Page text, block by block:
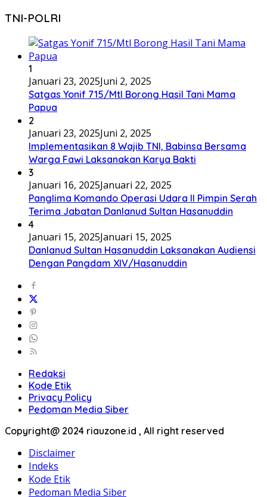
TNI-POLRI
1
Januari 23, 2025Juni 2, 2025
Satgas Yonif 715/Mtl Borong Hasil Tani Mama
Papua
2
Januari 23, 2025Juni 2, 2025
Implementasikan 8 Wajib TNI, Babinsa Bersama
Warga Fawi Laksanakan Karya Bakti
3
Januari 16, 2025Januari 22, 2025
Panglima Komando Operasi Udara II Pimpin Serah
Terima Jabatan Danlanud Sultan Hasanuddin
4
Januari 15, 2025Januari 15, 2025
Danlanud Sultan Hasanuddin Laksanakan Audiensi
Dengan Pangdam XIV/Hasanuddin
Redaksi
Kode Etik
Privacy Policy
Pedoman Media Siber
Copyright@ 2024 riauzone.id , All right reserved
Disclaimer
Indeks
Kode Etik
Pedoman Media Siber